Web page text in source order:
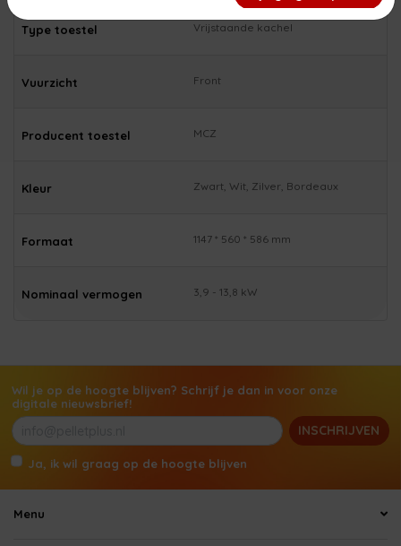
Type toestel Vrijstaande kachel
Vuurzicht Front
Producent toestel MCZ
Kleur Zwart, Wit, Zilver, Bordeaux
Formaat 1147 * 560 * 586 mm
Nominaal vermogen 3,9 - 13,8 kW
Wil je op de hoogte blijven? Schrijf je dan in voor onze
digitale nieuwsbrief!
INSCHRIJVEN
Ja, ik wil graag op de hoogte blijven
Menu